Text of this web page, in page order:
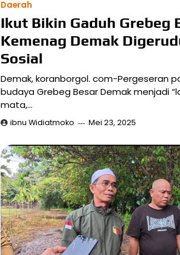
Daerah
Ikut Bikin Gaduh Grebeg
Kemenag Demak
Sosial
Demak, koranborgol. com-Pergeseran
budaya Grebeg Besar Demak menjadi
mata,…
ibnu Widiatmoko Mei 23, 2025